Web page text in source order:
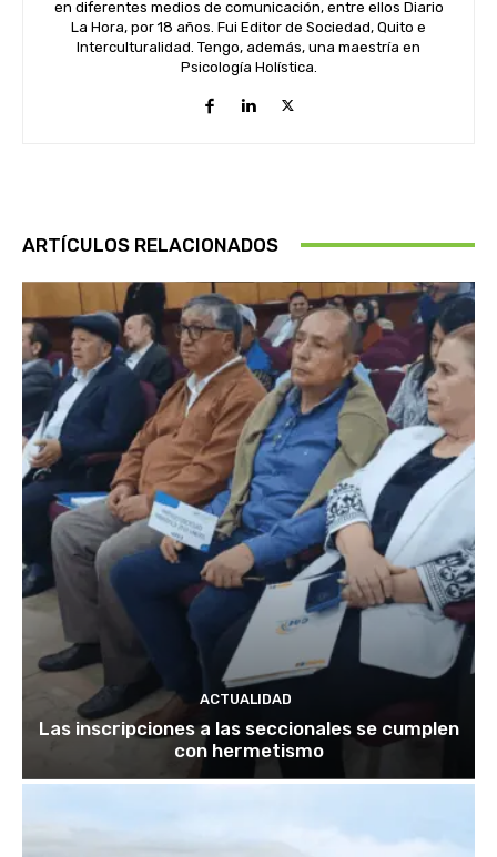
en diferentes medios de comunicación, entre ellos Diario
La Hora, por 18 años. Fui Editor de Sociedad, Quito e
Interculturalidad. Tengo, además, una maestría en
Psicología Holística.
ARTÍCULOS RELACIONADOS
ACTUALIDAD
Las inscripciones a las seccionales se cumplen
con hermetismo